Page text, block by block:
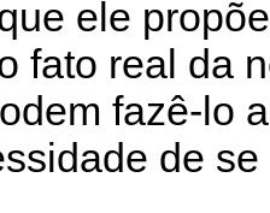
ele
fato real da
fazê-lo
de